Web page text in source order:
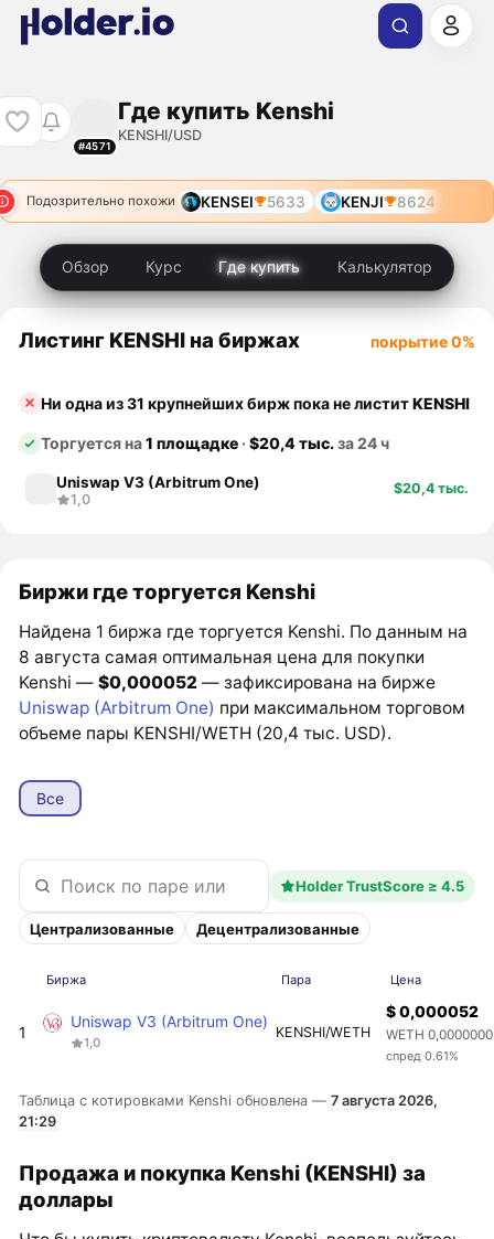
#4571
Где купить Kenshi
KENSHI/USD
Подозрительно похожи KENSEI 5633 KENJI 8624
Обзор Курс Где купить Калькулятор
Листинг KENSHI на биржах покрытие 0%
Ни одна из 31 крупнейших бирж пока не листитKENSHI
Торгуется на1 площадке ·$20,4 тыс.за 24 ч
Uniswap V3 (Arbitrum One)
1,0
$20,4 тыс.
Биржи где торгуется Kenshi
Найдена 1 биржа где торгуется Kenshi. По данным на
8 августа самая оптимальная цена для покупки
Kenshi —$0,000052 — зафиксирована на бирже
Uniswap (Arbitrum One) при максимальном торговом
объеме пары KENSHI/WETH (20,4 тыс. USD).
Все
Holder TrustScore ≥ 4.5
Централизованные Децентрализованные
Биржа Пара Цена
1
Uniswap V3 (Arbitrum One)
1,0
KENSHI/WETH
$ 0,000052
WETH
спред 0.61%
Таблица с котировками Kenshi обновлена —7 августа 2026,
21:29
Продажа и покупка Kenshi (KENSHI) за
доллары